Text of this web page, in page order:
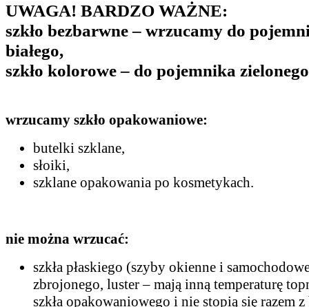
UWAGA! BARDZO WAŻNE:
szkło bezbarwne – wrzucamy do
białego,
szkło kolorowe – do pojemnika zielonego
wrzucamy szkło opakowaniowe:
butelki szklane,
słoiki,
szklane opakowania po kosmetykach.
nie można wrzucać:
szkła płaskiego (szyby okienne i
zbrojonego, luster – mają inną temperaturę
szkła opakowaniowego i nie stopią się razem